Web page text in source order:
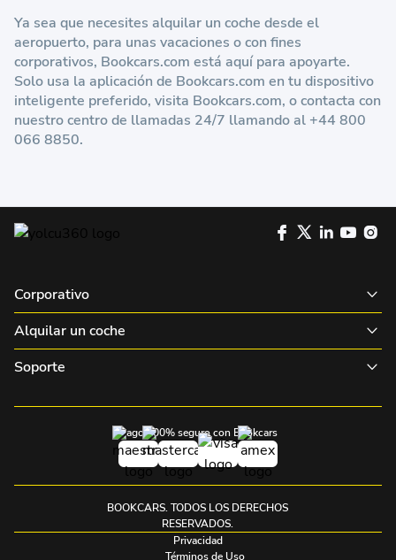
Ya sea que necesites alquilar un coche desde el
aeropuerto, para unas vacaciones o con fines
corporativos, Bookcars.com está aquí para apoyarte.
Solo usa la aplicación de Bookcars.com en tu dispositivo
inteligente preferido, visita Bookcars.com, o contacta con
nuestro centro de llamadas 24/7 llamando al +44 800
066 8850.
Corporativo
Alquilar un coche
Soporte
Pago 100% seguro con Bookcars
BOOKCARS. TODOS LOS DERECHOS
RESERVADOS.
Privacidad
Términos de Uso